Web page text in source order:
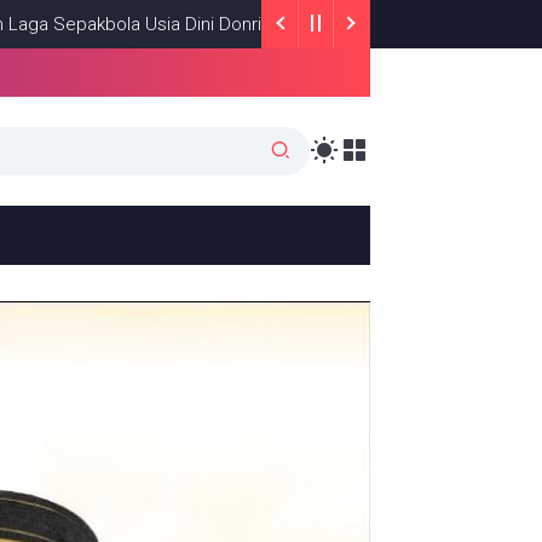
Dini Donri-Donri Ajang Pencarian Bakat